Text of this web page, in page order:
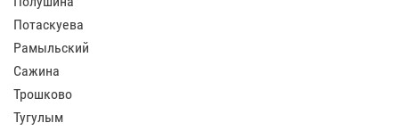
Потаскуева
Рамыльский
Сажина
Трошково
Тугулым